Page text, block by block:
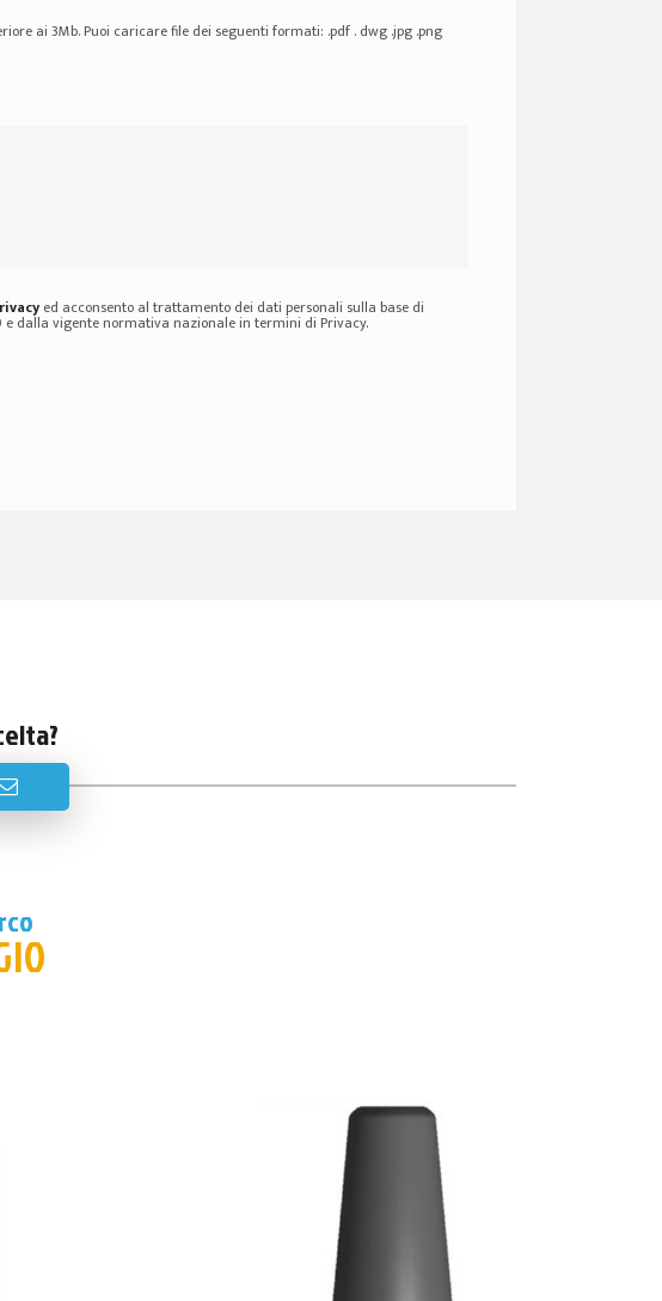
ai 3Mb. Puoi caricare file dei seguenti formati: .pdf . dwg .jpg .png
ed acconsento al trattamento dei dati personali sulla base di
e dalla vigente normativa nazionale in termini di Privacy.